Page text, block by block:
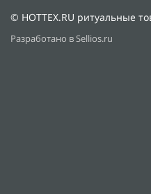
© HOTTEX.RU ритуальные
Разработано в Sellios.ru